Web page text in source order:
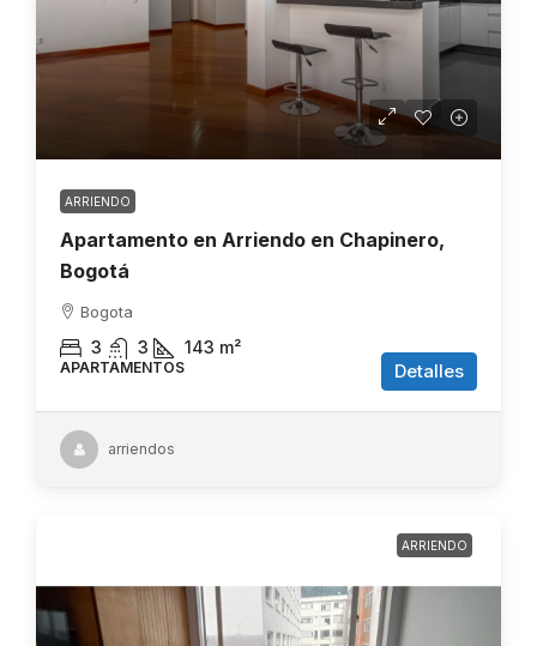
ARRIENDO
Apartamento en Arriendo en Chapinero,
Bogotá
Bogota
3 3 143 m²
APARTAMENTOS Detalles
arriendos
ARRIENDO